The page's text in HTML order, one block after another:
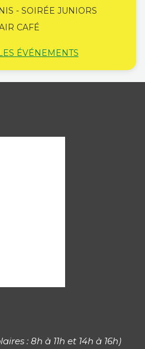
- SOIRÉE JUNIORS
CAFÉ
ÉVÉNEMENTS
: 8h à 11h et 14h à 16h)